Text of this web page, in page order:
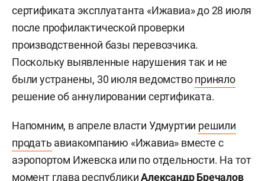
сертификата эксплуатанта «Ижавиа» до 28 июля
после профилактической проверки
производственной базы перевозчика.
Поскольку выявленные нарушения так и не
были устранены, 30 июля ведомствоприняло
решение об аннулировании сертификата.
Напомним, в апреле власти Удмуртии решили
продать авиакомпанию «Ижавиа» вместе с
аэропортом Ижевска или по отдельности. На тот
момент глава республикиАлександр Бречалов